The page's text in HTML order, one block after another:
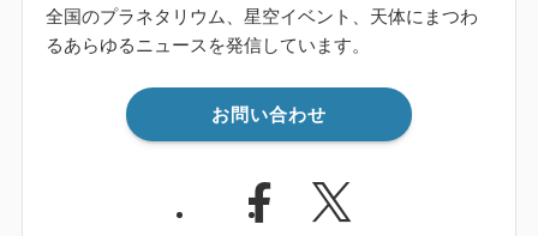
全国のプラネタリウム、星空イベント、天体にまつわ
るあらゆるニュースを発信しています。
お問い合わせ